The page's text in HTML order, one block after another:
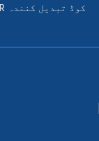
File QR کوڈ تبدیل کنندہ